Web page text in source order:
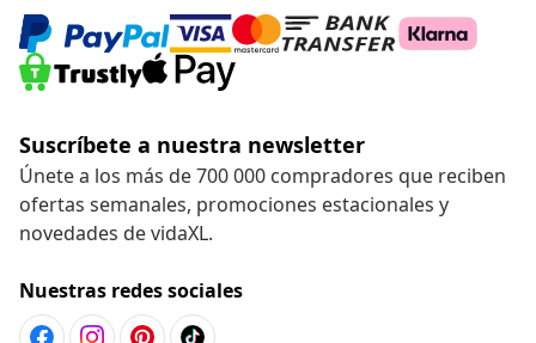
Suscríbete a nuestra newsletter
Únete a los más de 700 000 compradores que reciben
ofertas semanales, promociones estacionales y
novedades de vidaXL.
Nuestras redes sociales